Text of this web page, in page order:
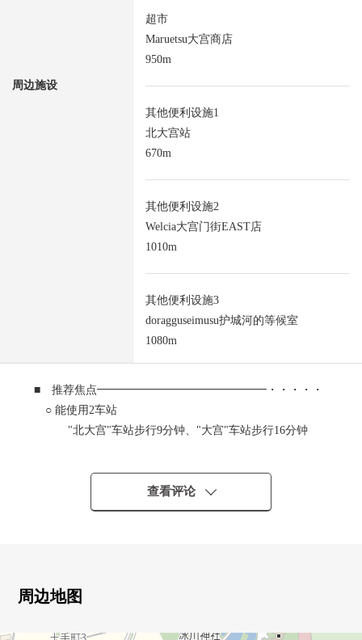
周边施设
超市
Maruetsu大宫商店
950m
其他便利设施1
北大宫站
670m
其他便利设施2
Welcia大宫门街EAST店
1010m
其他便利设施3
doragguseimusu护城河的等候室
1080m
■ 推荐焦点━━━━━━━━━━━━━━━・・・・・
○ 能使用2车站
"北大宫"车站步行9分钟、"大宫"车站步行16分钟
○ 绿丰富的清静的住宅区
○ 在建筑包含条件待售土地，没有
○ 能在喜欢的House厂商建造
查看评论
周边地图